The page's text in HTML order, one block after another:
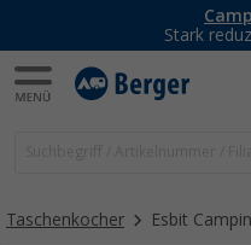
Stark
Taschenkocher Esbit